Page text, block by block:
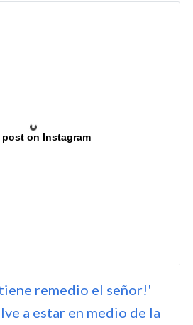
post on Instagram
remedio el señor!'
a estar en medio de la